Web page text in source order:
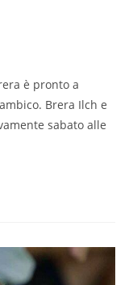
è pronto a
Brera Ilch e
sabato alle